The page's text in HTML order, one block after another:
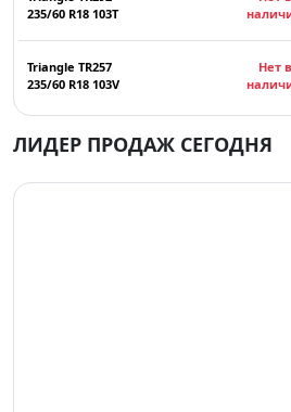
235/60 R18 103T
Triangle TR257
235/60 R18 103V
Нет в
ЛИДЕР ПРОДАЖ СЕГОДНЯ